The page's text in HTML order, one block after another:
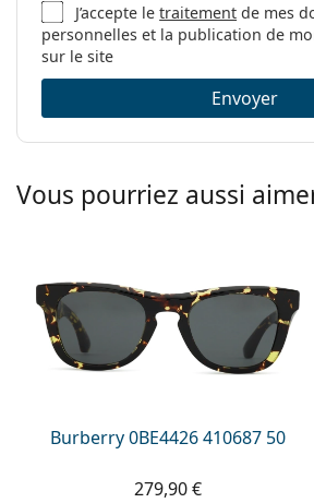
J’accepte letraitement de mes
personnelles et la publication de
sur le site
Envoyer
Vous pourriez aussi
Burberry 0BE4426 410687 50
279,90 €